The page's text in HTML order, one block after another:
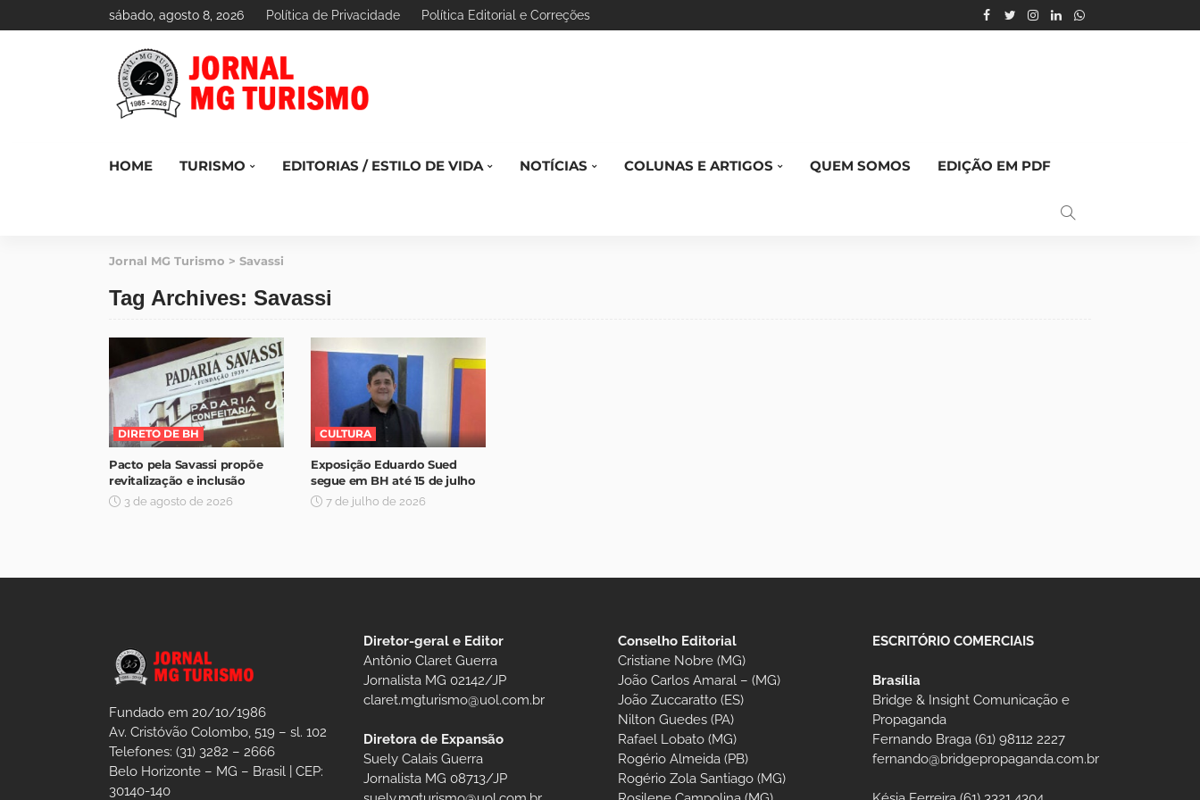
sábado, agosto 8, 2026 Política de Privacidade Política Editorial e Correções
HOME TURISMO EDITORIAS / ESTILO DE VIDA NOTÍCIAS COLUNAS E ARTIGOS QUEM SOMOS EDIÇÃO EM PDF
Jornal MG Turismo > Savassi
Tag Archives: Savassi
DIRETO DE BH
Pacto pela Savassi propõe
revitalização e inclusão
3 de agosto de 2026
CULTURA
Exposição Eduardo Sued
segue em BH até 15 de julho
7 de julho de 2026
Fundado em 20/10/1986
Av. Cristóvão Colombo, 519 – sl. 102
Telefones: (31) 3282 – 2666
Belo Horizonte – MG – Brasil | CEP:
30140-140
Diretor-geral e Editor
Antônio Claret Guerra
Jornalista MG 02142/JP
claret.mgturismo@uol.com.br
Diretora de Expansão
Suely Calais Guerra
Jornalista MG 08713/JP
Conselho Editorial
Cristiane Nobre (MG)
João Carlos Amaral – (MG)
João Zuccaratto (ES)
Nilton Guedes (PA)
Rafael Lobato (MG)
Rogério Almeida (PB)
Rogério Zola Santiago (MG)
ESCRITÓRIO COMERCIAIS
Brasília
Bridge & Insight Comunicação e
Propaganda
Fernando Braga (61) 98112 2227
fernando@bridgepropaganda.com.br